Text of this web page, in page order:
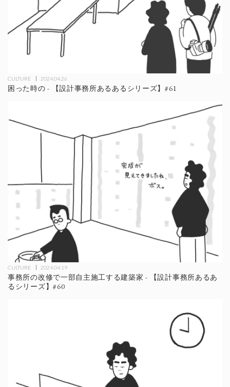
CULTURE 2024.04.26
困った時の - 【設計事務所あるあるシリーズ】#61
CULTURE 2024.04.19
事務所の改修で一部自主施工する建築家 - 【設計事務所あるあ
るシリーズ】#60